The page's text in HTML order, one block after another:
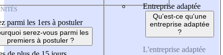
parmi les 1ers à postuler
serez-vous parmi les
premiers à postuler ?
Entreprise adaptée
Qu'est-ce qu'une
entreprise adaptée
?
L'entreprise adaptée